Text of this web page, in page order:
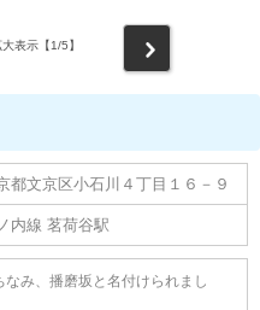
表示【1/5】
都文京区小石川４丁目１６－９
内線 茗荷谷駅
み、播磨坂と名付けられまし